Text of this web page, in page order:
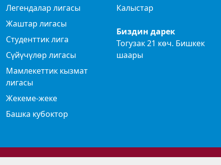
Легендалар лигасы
Жаштар лигасы
Студенттик лига
Сүйүчүлөр лигасы
Мамлекеттик кызмат
лигасы
Жекеме-жеке
Башка кубоктор
Калыстар
Биздин дарек
Тогузак 21 көч. Бишкек
шаары